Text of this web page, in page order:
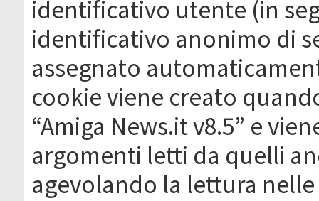
identificativo utente (in
identificativo anonimo di
assegnato
cookie viene creato
“Amiga News.it v8.5” e
argomenti letti da quelli
agevolando la lettura